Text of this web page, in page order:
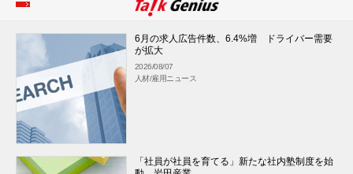
6月の求人広告件数、6.4%増 ドライバー需要
が拡大
2026/08/07
人材/雇用ニュース
「社員が社員を育てる」新たな社内塾制度を始